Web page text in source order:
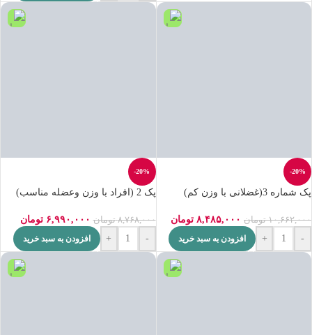
-20%
پک شماره 3(غضلانی با وزن کم)
۱۰,۶۶۲,۰۰۰ تومان ۸,۴۸۵,۰۰۰ تومان
-
+ افزودن به سبد خرید
-20%
پک 2 (افراد با وزن وعضله مناسب)
۸,۷۶۸,۰۰۰ تومان ۶,۹۹۰,۰۰۰ تومان
-
+ افزودن به سبد خرید